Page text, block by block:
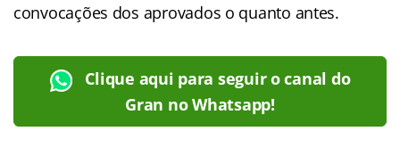
convocações dos aprovados o quanto antes.
Clique aqui para seguir o canal do
Gran no Whatsapp!